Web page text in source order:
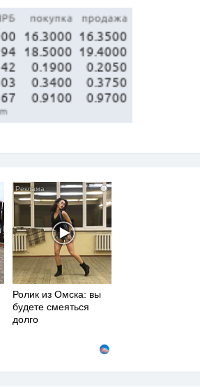
i
Ролик из Омска: вы
будете смеяться
долго